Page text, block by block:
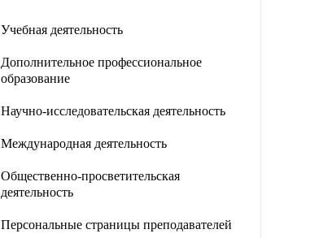
Учебная деятельность
Дополнительное профессиональное
образование
Научно-исследовательская деятельность
Международная деятельность
Общественно-просветительская
деятельность
Персональные страницы преподавателей